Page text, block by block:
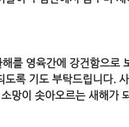
를 영육간에 강건함으로
도록 기도 부탁드립니다.
소망이 솟아오르는 새해가